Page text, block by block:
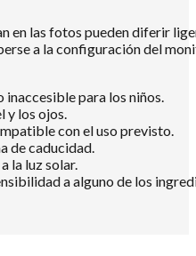
en las fotos pueden diferir
a la configuración del
inaccesible para los niños.
y los ojos.
con el uso previsto.
de caducidad.
la luz solar.
a alguno de los